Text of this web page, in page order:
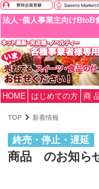
法人･個人事業主向けBtoB
HOME はじめての方 商
TOP 新着情報
終売・停止・遅延
商品 のお知ら